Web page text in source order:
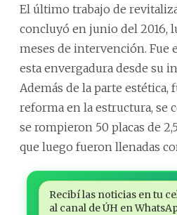
El último trabajo de
concluyó en junio del 2016,
meses de intervención. Fue
esta envergadura desde su
Además de la parte estética,
reforma en la estructura, se
se rompieron 50 placas de
que luego fueron llenadas
Recibí las noticias en tu
al canal de ÚH en